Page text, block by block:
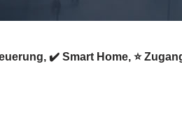
✔️ Smart Home, ⭐